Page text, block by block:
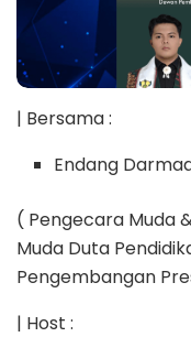
| Bersama :
Endang
( Pengecara Muda
Muda Duta
Pengembangan
| Host :